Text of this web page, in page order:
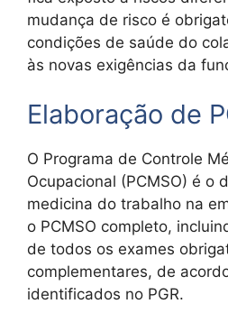
mudança de risco é
condições de saúde do
às novas exigências da
Elaboração de
O Programa de Controle
Ocupacional (PCMSO) é o
medicina do trabalho na
o PCMSO completo,
de todos os exames
complementares, de
identificados no PGR.